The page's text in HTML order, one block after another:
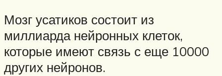
Мозг усатиков состоит из
миллиарда нейронных клеток,
которые имеют связь с еще 10000
других нейронов.